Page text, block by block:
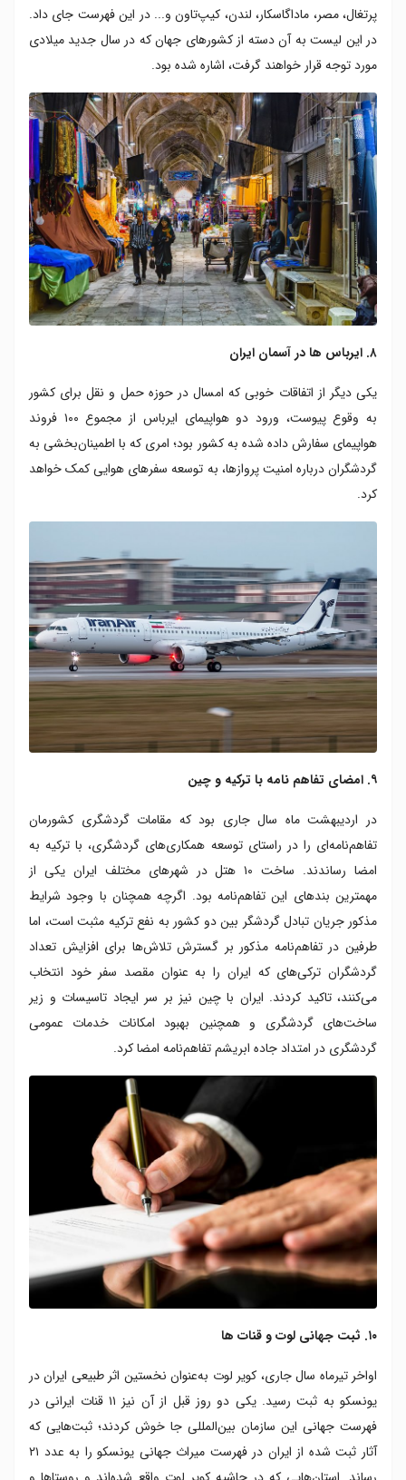
پرتغال، مصر، ماداگاسکار، لندن، کیپ‌تاون و... در این فهرست جای داد.
در این لیست به آن دسته از کشورهای جهان که در سال جدید میلادی
مورد توجه قرار خواهند گرفت، اشاره شده بود.
۸. ایرباس ها در آسمان ایران
یکی دیگر از اتفاقات خوبی که امسال در حوزه حمل و نقل برای کشور
به وقوع پیوست، ورود دو هواپیمای ایرباس از مجموع ۱۰۰ فروند
هواپیمای سفارش‌ داده‌ شده به کشور بود؛ امری که با اطمینان‌بخشی به
گردشگران درباره امنیت پروازها، به توسعه سفرهای هوایی کمک خواهد
کرد.
۹. امضای تفاهم نامه با ترکیه و چین
در اردیبهشت ماه سال جاری بود که مقامات گردشگری کشورمان
تفاهم‌‏نامه‏‌ای را در راستای توسعه همکاری‌‏های گردشگری، با ترکیه به
امضا رساندند. ساخت ۱۰ هتل در شهرهای مختلف ایران یکی از
مهم‏ترین بندهای این تفاهم‌نامه بود. اگرچه همچنان با وجود شرایط
مذکور جریان تبادل گردشگر بین دو کشور به نفع ترکیه مثبت است، اما
طرفین در تفاهم‌‏نامه مذکور بر گسترش تلاش‌‏ها برای افزایش تعداد
گردشگران ترکی‌ه‏ای که ایران را به‌ عنوان مقصد سفر خود انتخاب
می‌‏کنند، تاکید کردند. ایران با چین نیز بر سر ایجاد تاسیسات و زیر
ساخت‏‌های گردشگری و همچنین بهبود امکانات خدمات عمومی
گردشگری در امتداد جاده ابریشم تفاهم‌‏نامه امضا کرد.
۱۰. ثبت جهانی لوت و قنات ها
اواخر تیرماه سال جاری، کویر لوت به‌عنوان نخستین اثر طبیعی ایران در
یونسکو به ثبت رسید. یکی دو روز قبل از آن نیز ۱۱ قنات‌ ایرانی در
فهرست جهانی این سازمان بین‌المللی جا خوش کردند؛ ثبت‌هایی که
آثار ثبت‌ شده از ایران در فهرست میراث جهانی یونسکو را به عدد ۲۱